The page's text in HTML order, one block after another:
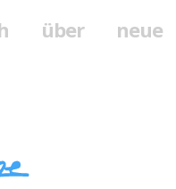
über neue